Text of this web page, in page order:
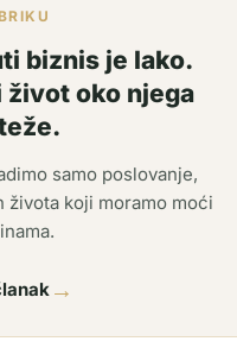
biznis je lako.
život oko njega
samo poslovanje,
života koji moramo moći
→